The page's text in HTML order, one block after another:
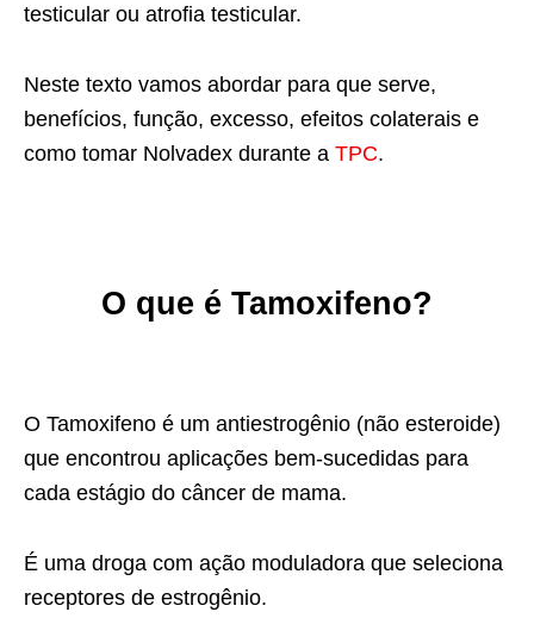
testicular ou atrofia testicular.
Neste texto vamos abordar para que serve,
benefícios, função, excesso, efeitos colaterais e
como tomar Nolvadex durante a TPC.
O que é Tamoxifeno?
O Tamoxifeno é um antiestrogênio (não esteroide)
que encontrou aplicações bem-sucedidas para
cada estágio do câncer de mama.
É uma droga com ação moduladora que seleciona
receptores de estrogênio.